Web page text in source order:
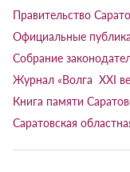
Правительство
Официальные
Собрание
Журнал «Волга XXI
Книга памяти
Саратовская